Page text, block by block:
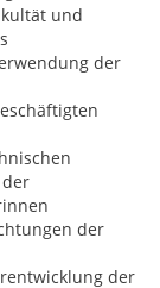
und
der
der
der